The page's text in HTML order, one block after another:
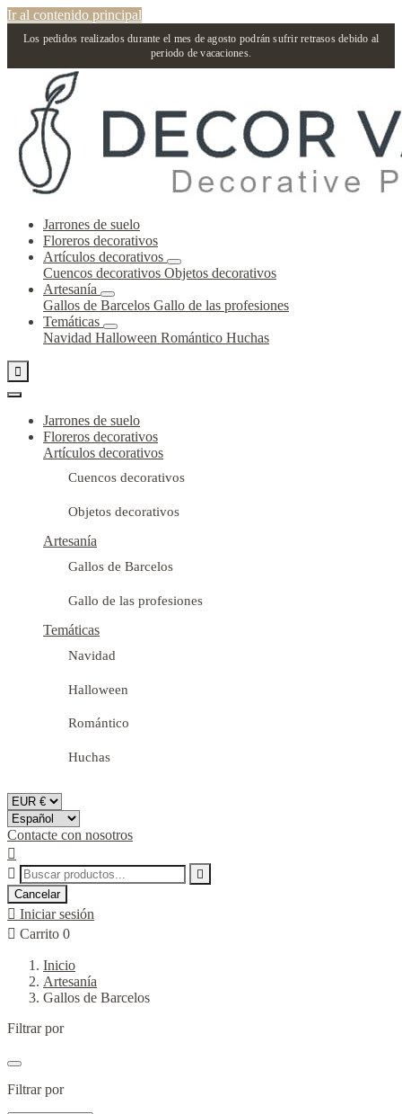
Ir al contenido principal
Los pedidos realizados durante el mes de agosto podrán sufrir retrasos debido al
periodo de vacaciones.
Jarrones de suelo
Floreros decorativos
Artículos decorativos
Cuencos decorativos Objetos decorativos
Artesanía
Gallos de Barcelos Gallo de las profesiones
Temáticas
Navidad Halloween Romántico Huchas

Jarrones de suelo
Floreros decorativos
Artículos decorativos
Cuencos decorativos
Objetos decorativos
Artesanía
Gallos de Barcelos
Gallo de las profesiones
Temáticas
Navidad
Halloween
Romántico
Huchas
Contacte con nosotros



Cancelar
 Iniciar sesión
 Carrito 0
Inicio
Artesanía
Gallos de Barcelos
Filtrar por
Filtrar por